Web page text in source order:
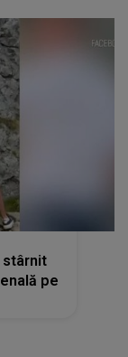
stârnit
pe